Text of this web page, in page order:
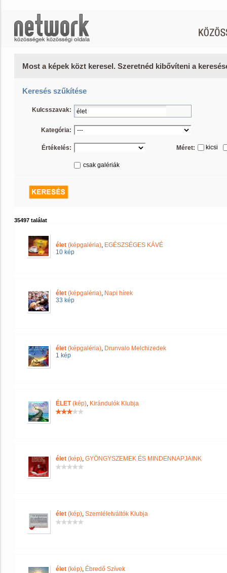
Most a képek közt keresel. Szeretnéd kibővíteni a
Keresés szűkítése
Kulcsszavak:
Kategória:
Értékelés: Méret: kicsi
csak galériák
35497 találat
élet (képgaléria), EGÉSZSÉGES KÁVÉ
10 kép
élet (képgaléria), Napi hírek
33 kép
élet (képgaléria), Drunvalo Melchizedek
1 kép
ÉLET(kép), Kirándulók Klubja
élet (kép), GYÖNGYSZEMEK ÉS MINDENNAPJAINK
élet (kép), Szemléletváltók Klubja
élet (kép), Ébredő Szívek